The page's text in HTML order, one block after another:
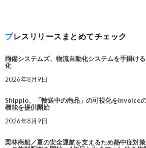
プレスリリースまとめてチェック
両備システムズ、物流自動化システムを手掛け
化
2026年8月9日
Shippio、「輸送中の商品」の可視化をInvoice
機能を提供開始
2026年8月9日
栗林商船／夏の安全運航を支えるため熱中症対